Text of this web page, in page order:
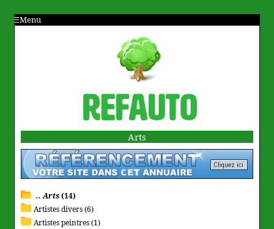
Menu
Arts
.. Arts(14)
Artistes divers (6)
Artistes peintres (1)